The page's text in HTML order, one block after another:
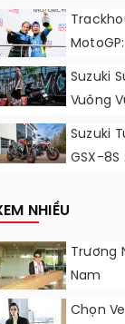
Đồ
Động
Suzuki
Vuông
Tập 7
Suzuki
GSX-8S
NHIỀU
Trương
Nam
Chọn